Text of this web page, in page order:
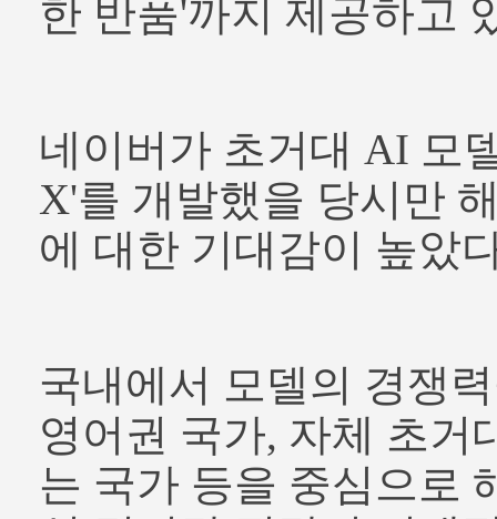
한 반품'까지 제공하고
네이버가 초거대 AI 모
X'를 개발했을 당시만
에 대한 기대감이 높았
국내에서 모델의 경쟁
영어권 국가, 자체 초거
는 국가 등을 중심으로